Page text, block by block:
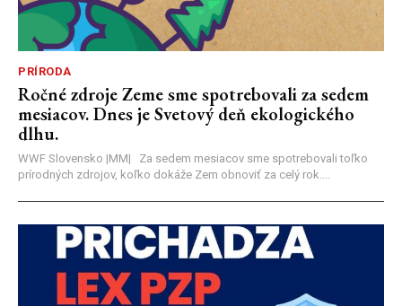
PRÍRODA
Ročné zdroje Zeme sme spotrebovali za sedem
mesiacov. Dnes je Svetový deň ekologického
dlhu.
WWF Slovensko |MM| Za sedem mesiacov sme spotrebovali toľko
prírodných zdrojov, koľko dokáže Zem obnoviť za celý rok....